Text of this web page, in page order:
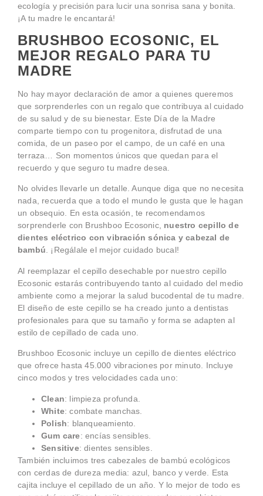
ecología y precisión para lucir una sonrisa sana y bonita.
¡A tu madre le encantará!
BRUSHBOO ECOSONIC, EL
MEJOR REGALO PARA TU
MADRE
No hay mayor declaración de amor a quienes queremos
que sorprenderles con un regalo que contribuya al cuidado
de su salud y de su bienestar. Este Día de la Madre
comparte tiempo con tu progenitora, disfrutad de una
comida, de un paseo por el campo, de un café en una
terraza… Son momentos únicos que quedan para el
recuerdo y que seguro tu madre desea.
No olvides llevarle un detalle. Aunque diga que no necesita
nada, recuerda que a todo el mundo le gusta que le hagan
un obsequio. En esta ocasión, te recomendamos
sorprenderle con Brushboo Ecosonic, nuestro cepillo de
dientes eléctrico con vibración sónica y cabezal de
bambú. ¡Regálale el mejor cuidado bucal!
Al reemplazar el cepillo desechable por nuestro cepillo
Ecosonic estarás contribuyendo tanto al cuidado del medio
ambiente como a mejorar la salud bucodental de tu madre.
El diseño de este cepillo se ha creado junto a dentistas
profesionales para que su tamaño y forma se adapten al
estilo de cepillado de cada uno.
Brushboo Ecosonic incluye un cepillo de dientes eléctrico
que ofrece hasta 45.000 vibraciones por minuto. Incluye
cinco modos y tres velocidades cada uno:
Clean: limpieza profunda.
White: combate manchas.
Polish: blanqueamiento.
Gum care: encías sensibles.
Sensitive: dientes sensibles.
También incluimos tres cabezales de bambú ecológicos
con cerdas de dureza media: azul, banco y verde. Esta
cajita incluye el cepillado de un año. Y lo mejor de todo es